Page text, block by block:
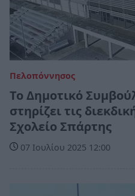
Πελοπόννησος
Το Δημοτικό
στηρίζει τις
Σχολείο Σπάρτης
07 Ιουλίου 2025 12:00